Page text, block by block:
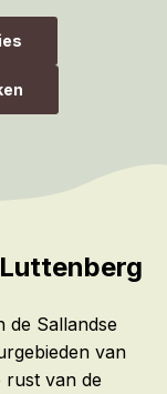
de Sallandse
van
rust van de